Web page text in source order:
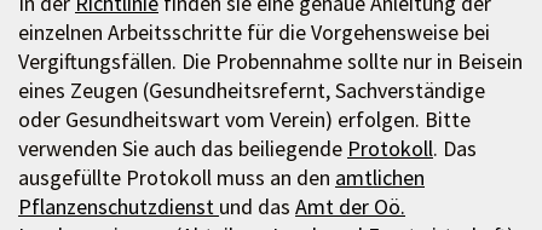
einzelnen Arbeitsschritte für die Vorgehensweise bei
Vergiftungsfällen. Die Probennahme sollte nur in Beisein
eines Zeugen (Gesundheitsrefernt, Sachverständige
oder Gesundheitswart vom Verein) erfolgen. Bitte
verwenden Sie auch das beiliegende Protokoll. Das
ausgefüllte Protokoll muss an den amtlichen
Pflanzenschutzdienst und das Amt der Oö.